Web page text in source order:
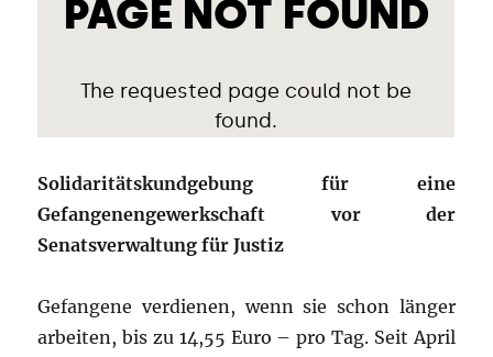
Solidaritätskundgebung für eine
Gefangenengewerkschaft vor der
Senatsverwaltung für Justiz
Gefangene verdienen, wenn sie schon länger
arbeiten, bis zu 14,55 Euro – pro Tag. Seit April